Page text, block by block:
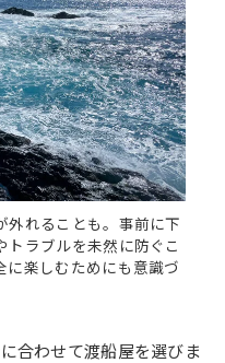
外れることも。事前に下
ラブルを未然に防ぐこ
に楽しむためにも意識づ
合わせて渡船屋を選びま